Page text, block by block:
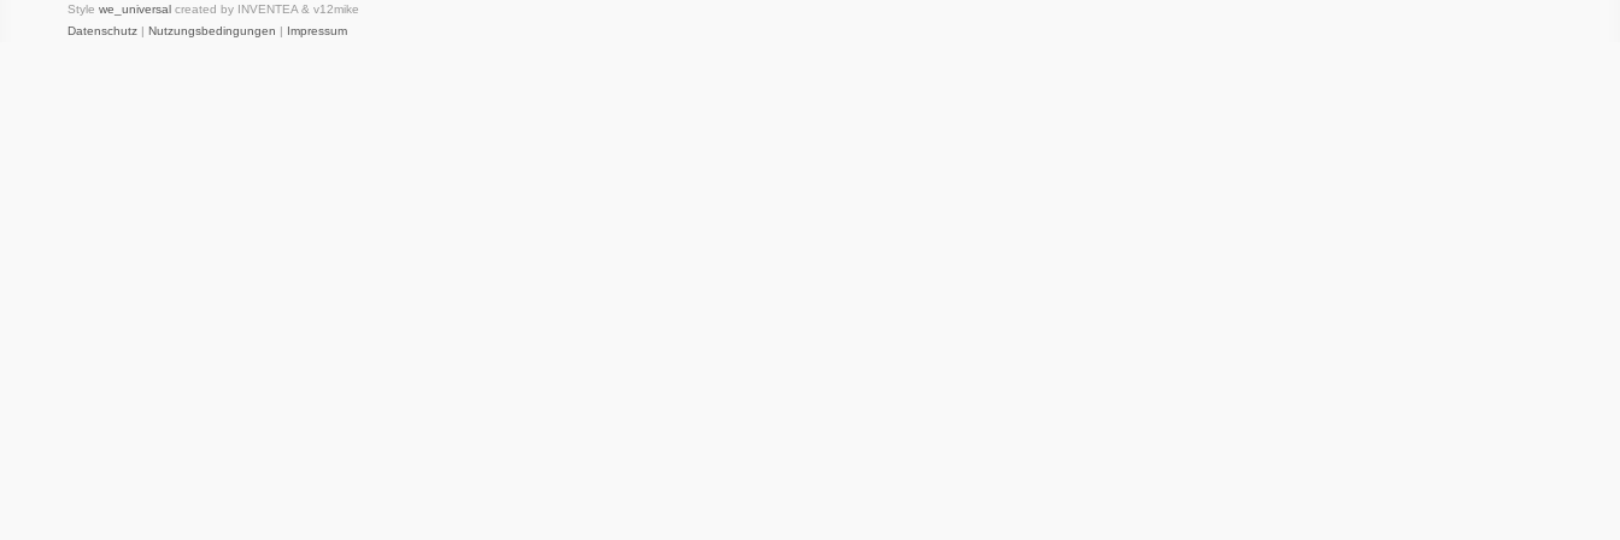
Style we_universalcreated by INVENTEA & v12mike
Datenschutz| Nutzungsbedingungen | Impressum